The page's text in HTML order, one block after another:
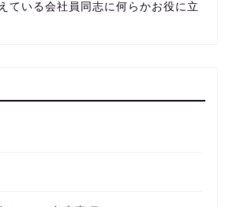
ている会社員同志に何らかお役に立